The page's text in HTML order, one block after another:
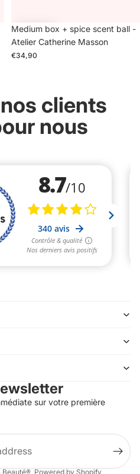
Medium box + spice scent ball -
Atelier Catherine Masson
€34,90
clients
nous
sur votre première
Beauté®, Powered by Shopify